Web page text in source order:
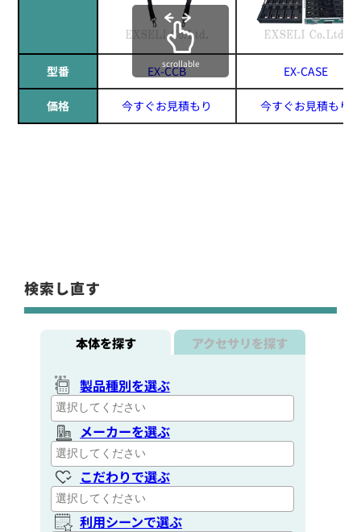
型番 EX-CCB EX-CASE
価格 今すぐお見積もり 今すぐお見積もり
scrollable
検索し直す
本体を探す アクセサリを探す
製品種別を選ぶ
メーカーを選ぶ
こだわりで選ぶ
利用シーンで選ぶ